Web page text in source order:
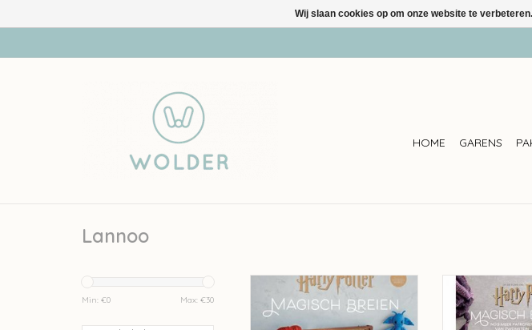
HOME GARENS
Lannoo
Min: €0 Max: €30
Lannoo Harry Potter magisch
breien - Tanis Gray
TOEVOEGEN AAN WINKELWAGEN
Lannoo Harry
breien 2 -
TOEVOEGEN
Wij slaan cookies op om onze website te